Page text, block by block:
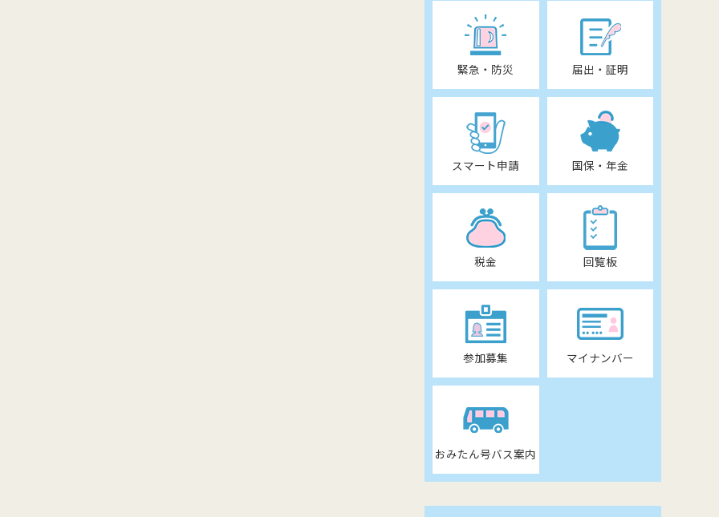
緊急・防災 届出・証明
スマート申請 国保・年金
税金 回覧板
参加募集 マイナンバー
おみたん号バス案内